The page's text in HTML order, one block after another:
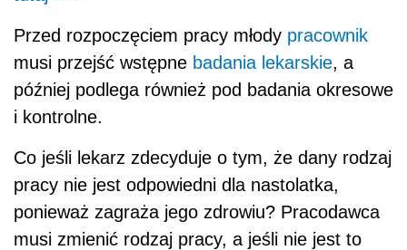
Przed rozpoczęciem pracy młody pracownik
musi przejść wstępne badania lekarskie, a
później podlega również pod badania okresowe
i kontrolne.
Co jeśli lekarz zdecyduje o tym, że dany rodzaj
pracy nie jest odpowiedni dla nastolatka,
ponieważ zagraża jego zdrowiu? Pracodawca
musi zmienić rodzaj pracy, a jeśli nie jest to